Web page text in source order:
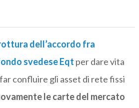
dell’accordo fra
svedese Eqt per dare vita
confluire gli asset di rete fissi
le carte del mercato